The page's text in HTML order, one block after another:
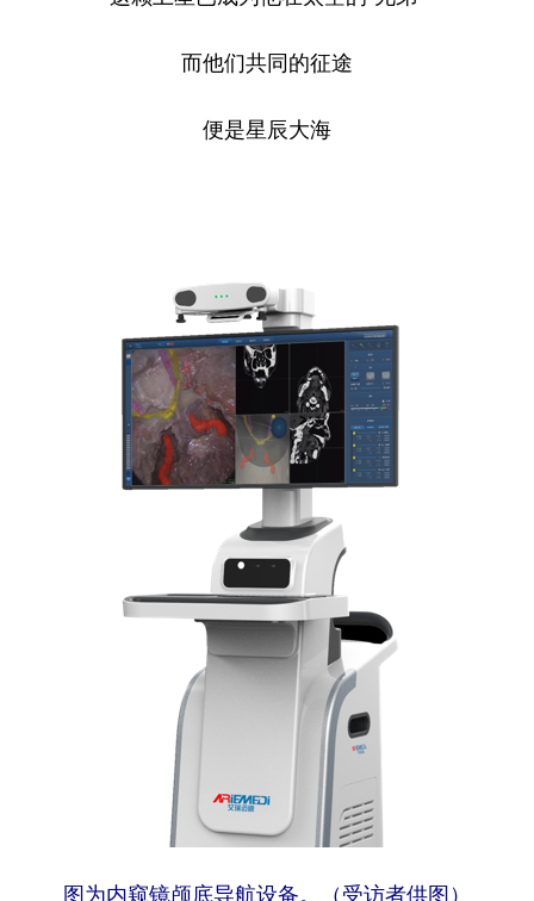
而他们共同的征途
便是星辰大海
图为内窥镜颅底导航设备。（受访者供图）